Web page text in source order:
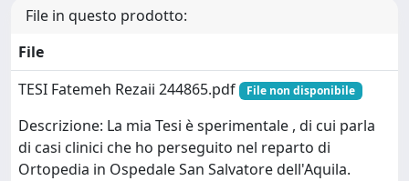
File in questo prodotto:
File
TESI Fatemeh Rezaii 244865.pdf
File non disponibile
Descrizione: La mia Tesi è sperimentale , di cui parla
di casi clinici che ho perseguito nel reparto di
Ortopedia in Ospedale San Salvatore dell'Aquila.